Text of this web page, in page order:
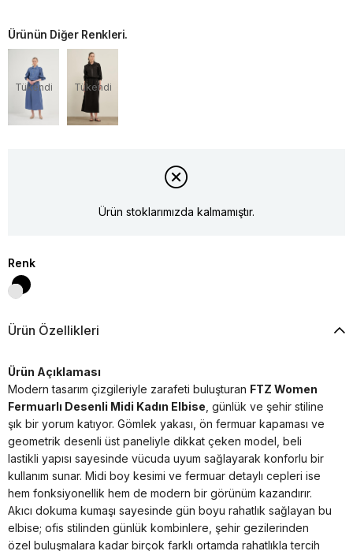
Ürünün Diğer Renkleri.
Tükendi Tükendi
Ürün stoklarımızda kalmamıştır.
Renk
Ürün Özellikleri
Ürün Açıklaması
Modern tasarım çizgileriyle zarafeti buluşturan FTZ Women
Fermuarlı Desenli Midi Kadın Elbise , günlük ve şehir stiline
şık bir yorum katıyor. Gömlek yakası, ön fermuar kapaması ve
geometrik desenli üst paneliyle dikkat çeken model, beli
lastikli yapısı sayesinde vücuda uyum sağlayarak konforlu bir
kullanım sunar. Midi boy kesimi ve fermuar detaylı cepleri ise
hem fonksiyonellik hem de modern bir görünüm kazandırır.
Akıcı dokuma kumaşı sayesinde gün boyu rahatlık sağlayan bu
elbise; ofis stilinden günlük kombinlere, şehir gezilerinden
özel buluşmalara kadar birçok farklı ortamda rahatlıkla tercih